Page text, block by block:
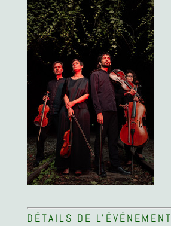
DÉTAILS DE L'ÉVÉNEMENT